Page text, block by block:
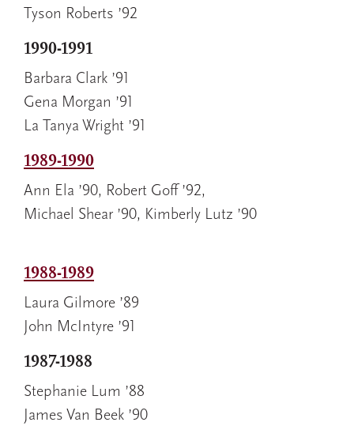
Tyson Roberts ’92
1990-1991
Barbara Clark ’91
Gena Morgan ’91
La Tanya Wright ’91
1989-1990
Ann Ela ’90, Robert Goff ’92,
Michael Shear ’90, Kimberly Lutz ’90
1988-1989
Laura Gilmore ’89
John McIntyre ’91
1987-1988
Stephanie Lum ’88
James Van Beek ’90